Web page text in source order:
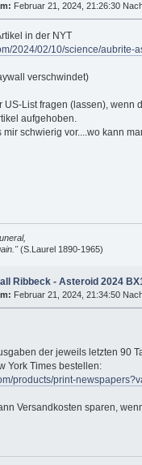
Februar 21, 2024, 21:26:30
in der NYT
2024/02/10/science/aubrite-
verschwindet)
US-List fragen (lassen), wenn
aufgehoben.
schwierig vor....wo kann
(S.Laurel 1890-1965)
Ribbeck - Asteroid 2024
Februar 21, 2024, 21:34:50
der jeweils letzten 90
York Times bestellen:
products/print-
Versandkosten sparen,